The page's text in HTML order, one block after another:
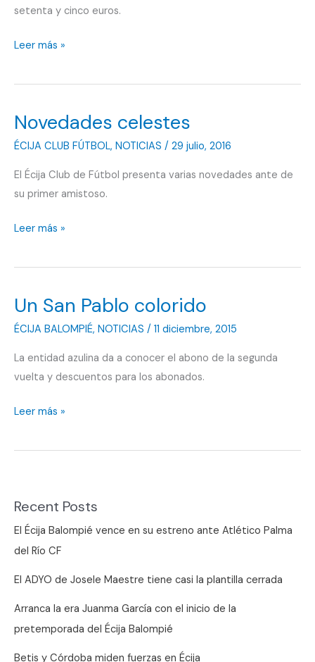
setenta y cinco euros.
San
saca
abonos
Leer más »
Novedades celestes
ÉCIJA CLUB FÚTBOL, NOTICIAS / 29 julio, 2016
El Écija Club de Fútbol presenta varias novedades ante de
su primer amistoso.
Novedades
Leer más »
Un San Pablo colorido
ÉCIJA BALOMPIÉ, NOTICIAS / 11 diciembre, 2015
La entidad azulina da a conocer el abono de la segunda
vuelta y descuentos para los abonados.
Un
Pablo
Leer más »
Recent Posts
El Écija Balompié vence en su estreno ante Atlético Palma
del Río CF
El ADYO de Josele Maestre tiene casi la plantilla cerrada
Arranca la era Juanma García con el inicio de la
pretemporada del Écija Balompié
Betis y Córdoba miden fuerzas en Écija